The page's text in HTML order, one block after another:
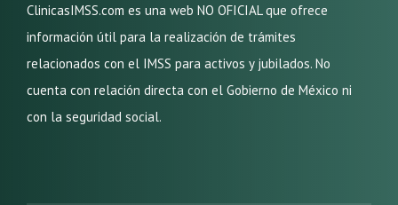
ClinicasIMSS.com es una web NO OFICIAL que ofrece
información útil para la realización de trámites
relacionados con el IMSS para activos y jubilados. No
cuenta con relación directa con el Gobierno de México ni
con la seguridad social.